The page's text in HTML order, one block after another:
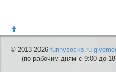
© 2013-2026 funnysocks.ru
(по рабочим дням с 9:00 до